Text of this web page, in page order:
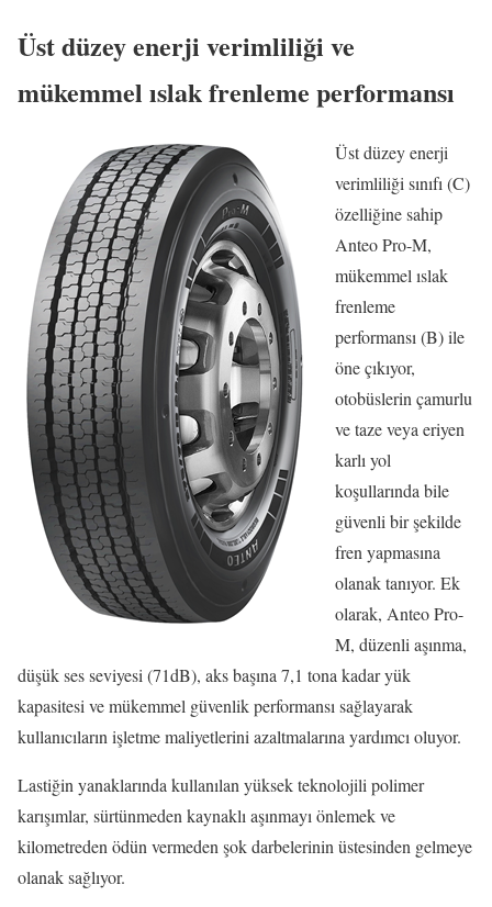
Üst düzey enerji verimliliği ve
mükemmel ıslak frenleme performansı
Üst düzey enerji
verimliliği sınıfı (C)
özelliğine sahip
Anteo Pro-M,
mükemmel ıslak
frenleme
performansı (B) ile
öne çıkıyor,
otobüslerin çamurlu
ve taze veya eriyen
karlı yol
koşullarında bile
güvenli bir şekilde
fren yapmasına
olanak tanıyor. Ek
olarak, Anteo Pro-
M, düzenli aşınma,
düşük ses seviyesi (71dB), aks başına 7,1 tona kadar yük
kapasitesi ve mükemmel güvenlik performansı sağlayarak
kullanıcıların işletme maliyetlerini azaltmalarına yardımcı oluyor.
Lastiğin yanaklarında kullanılan yüksek teknolojili polimer
karışımlar, sürtünmeden kaynaklı aşınmayı önlemek ve
kilometreden ödün vermeden şok darbelerinin üstesinden gelmeye
olanak sağlıyor.